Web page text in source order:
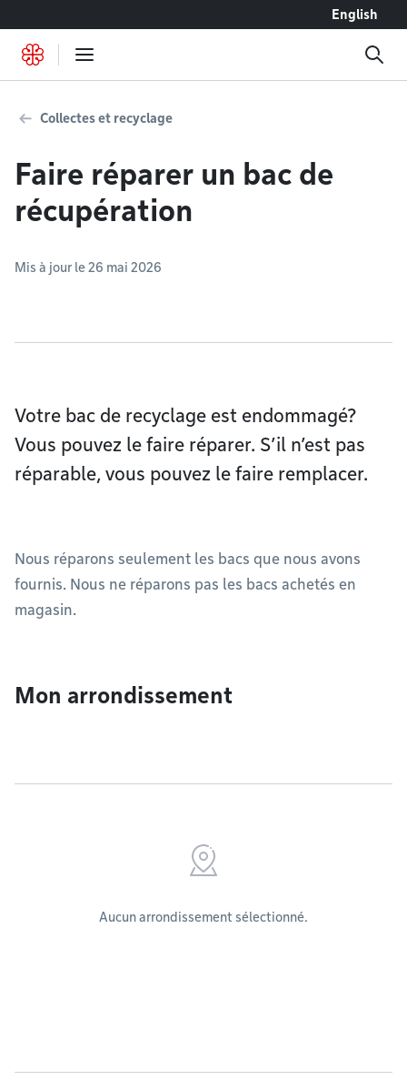
English
Collectes et recyclage
Faire réparer un bac de
récupération
Mis à jour le 26 mai 2026
Votre bac de recyclage est endommagé?
Vous pouvez le faire réparer. S’il n’est pas
réparable, vous pouvez le faire remplacer.
Nous réparons seulement les bacs que nous avons
fournis. Nous ne réparons pas les bacs achetés en
magasin.
Mon arrondissement
Aucun arrondissement sélectionné.